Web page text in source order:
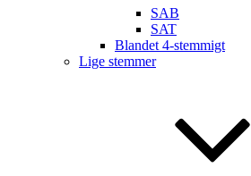
SAB
SAT
Blandet 4-stemmigt
Lige stemmer